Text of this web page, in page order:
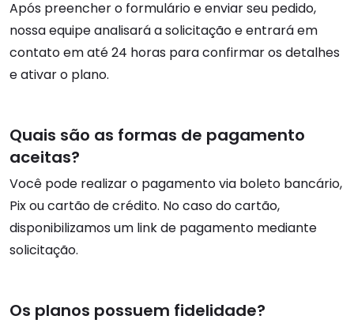
Após preencher o formulário e enviar seu pedido,
nossa equipe analisará a solicitação e entrará em
contato em até 24 horas para confirmar os detalhes
e ativar o plano.
Quais são as formas de pagamento
aceitas?
Você pode realizar o pagamento via boleto bancário,
Pix ou cartão de crédito. No caso do cartão,
disponibilizamos um link de pagamento mediante
solicitação.
Os planos possuem fidelidade?